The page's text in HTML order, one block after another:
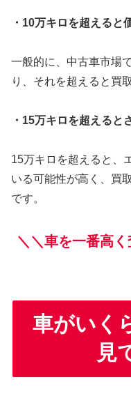
・10万キロを超えると
一般的に、中古車市場
り、それを超えると買
・15万キロを超えると
15万キロを超えると、
いる可能性が高く、買
です。
＼＼車を一番高
車がいく
見